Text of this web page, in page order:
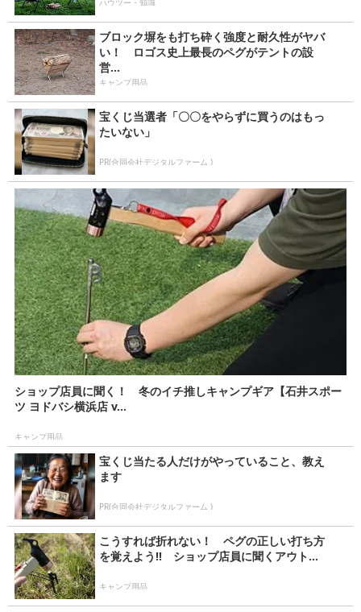
ハウツー・知識
ブロック塀をも打ち砕く強度と耐久性がヤバ
い！ ロゴス史上最長のペグがテントの設
営...
キャンプ用品
宝くじ当選者「〇〇をやらずに買うのはもっ
たいない」
PR(合同会社デジタルファーム )
ショップ店員に聞く！ 冬のイチ推しキャンプギア【石井スポー
ツ ヨドバシ横浜店 v...
キャンプ用品
宝くじ当たる人だけがやっていること、教え
ます
PR(合同会社デジタルファーム )
こうすれば折れない！ ペグの正しい打ち方
を覚えよう!! ショップ店員に聞くアウト...
キャンプ用品